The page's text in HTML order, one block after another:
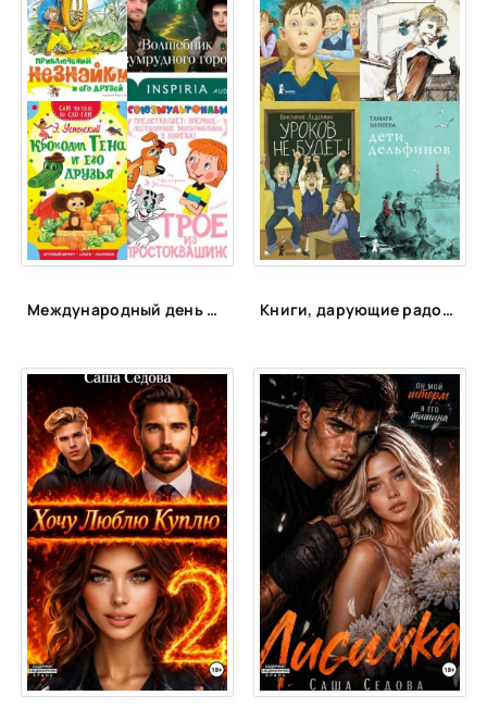
19
20
21
22
23
24
25
26
30
31
32
33
34
35
36
37
38
Международный день друзей | ЦБС Пожарского МО Книги, дарующие радость